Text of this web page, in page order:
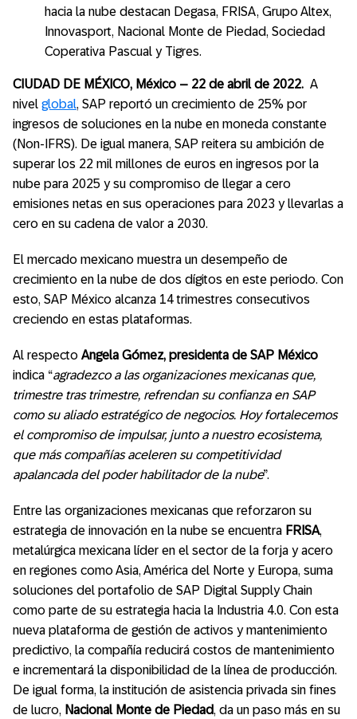
hacia la nube destacan Degasa, FRISA, Grupo Altex,
Innovasport, Nacional Monte de Piedad, Sociedad
Coperativa Pascual y Tigres.
CIUDAD DE MÉXICO, México – 22 de abril de 2022. A
nivel global, SAP reportó un crecimiento de 25% por
ingresos de soluciones en la nube en moneda constante
(Non-IFRS). De igual manera, SAP reitera su ambición de
superar los 22 mil millones de euros en ingresos por la
nube para 2025 y su compromiso de llegar a cero
emisiones netas en sus operaciones para 2023 y llevarlas a
cero en su cadena de valor a 2030.
El mercado mexicano muestra un desempeño de
crecimiento en la nube de dos dígitos en este periodo. Con
esto, SAP México alcanza 14 trimestres consecutivos
creciendo en estas plataformas.
Al respecto Angela Gómez, presidenta de SAP México
indica “agradezco a las organizaciones mexicanas que,
trimestre tras trimestre, refrendan su confianza en SAP
como su aliado estratégico de negocios. Hoy fortalecemos
el compromiso de impulsar, junto a nuestro ecosistema,
que más compañías aceleren su competitividad
apalancada del poder habilitador de la nube”.
Entre las organizaciones mexicanas que reforzaron su
estrategia de innovación en la nube se encuentra FRISA,
metalúrgica mexicana líder en el sector de la forja y acero
en regiones como Asia, América del Norte y Europa, suma
soluciones del portafolio de SAP Digital Supply Chain
como parte de su estrategia hacia la Industria 4.0. Con esta
nueva plataforma de gestión de activos y mantenimiento
predictivo, la compañía reducirá costos de mantenimiento
e incrementará la disponibilidad de la línea de producción.
De igual forma, la institución de asistencia privada sin fines
de lucro, Nacional Monte de Piedad, da un paso más en su